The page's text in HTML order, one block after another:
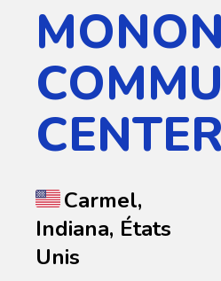
MONON
CENTER
Carmel,
Indiana, États
Unis